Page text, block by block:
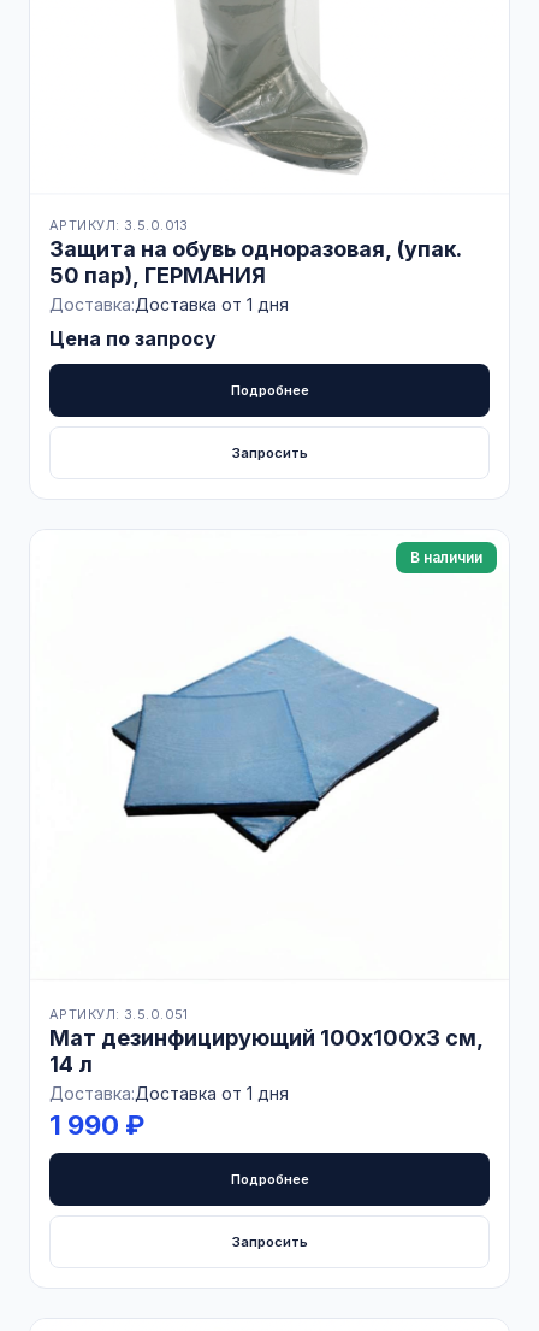
АРТИКУЛ: 3.5.0.013
Защита на обувь одноразовая, (упак.
50 пар), ГЕРМАНИЯ
Доставка:Доставка от 1 дня
Цена по запросу
Подробнее
Запросить
В наличии
АРТИКУЛ: 3.5.0.051
Мат дезинфицирующий 100х100х3 см,
14 л
Доставка:Доставка от 1 дня
1 990 ₽
Подробнее
Запросить